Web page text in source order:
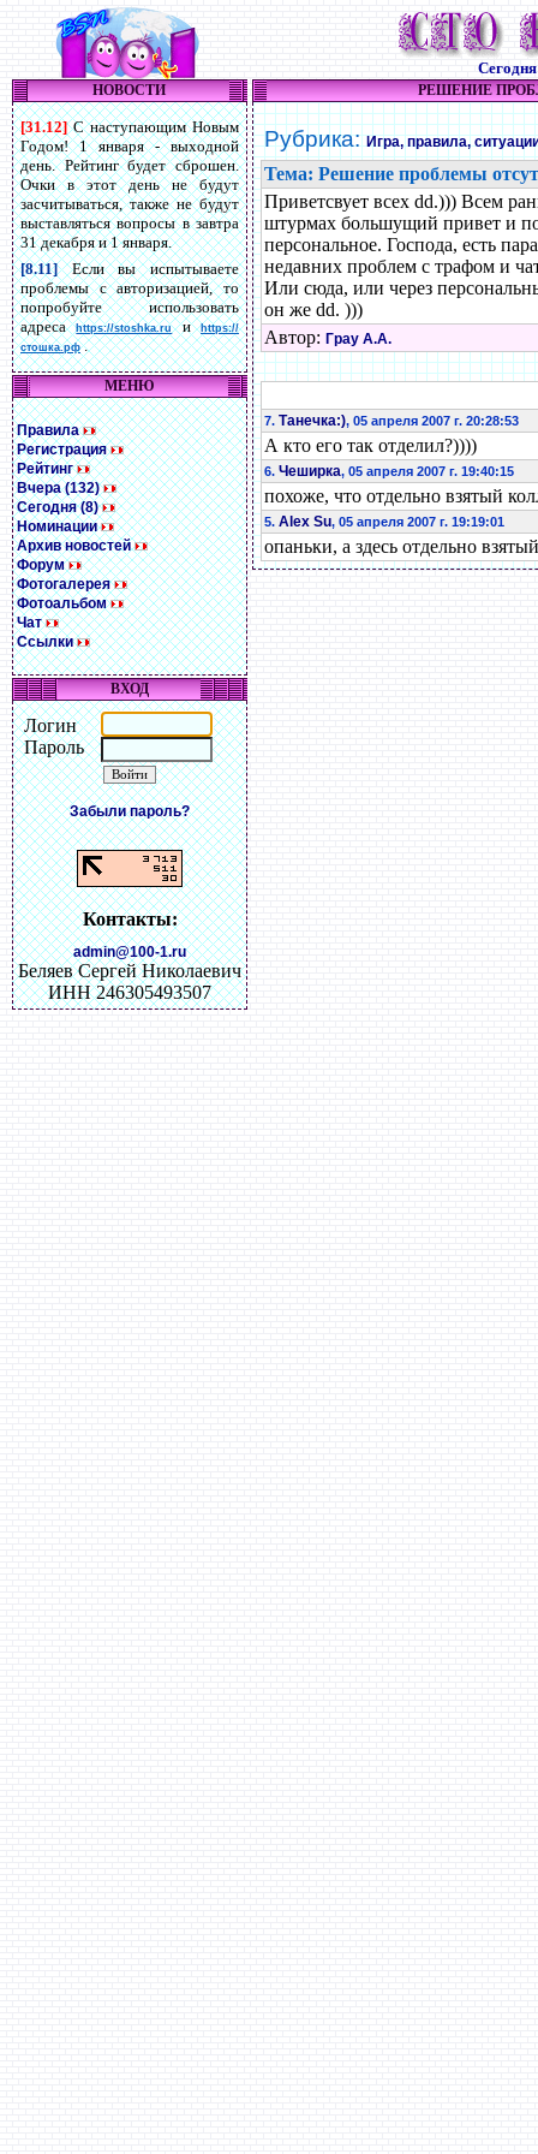
НОВОСТИ
[31.12]С наступающим Новым
Годом! 1 января - выходной
день. Рейтинг будет сброшен.
Очки в этот день не будут
засчитываться, также не будут
выставляться вопросы в завтра
31 декабря и 1 января.
[8.11]Если вы испытываете
проблемы с авторизацией, то
попробуйте использовать
адресаhttps://stoshka.ruиhttps://
стошка.рф.
МЕНЮ
Правила
Регистрация
Рейтинг
Вчера (132)
Сегодня (8)
Номинации
Архив новостей
Форум
Фотогалерея
Фотоальбом
Чат
Ссылки
ВХОД
Логин
Пароль
Забыли пароль?
Контакты:
admin@100-1.ru
Беляев Сергей Николаевич
ИНН 246305493507
РЕШЕНИЕ
Рубрика:Игра, правила,
Тема: Решение проблемы
Приветсвует всех dd.))) Всем
штурмах большущий привет и
персональное. Господа, есть
недавних проблем с трафом и
Или сюда, или через
он же dd. )))
Автор: Грау А.А.
7. Танечка:), 05 апреля 2007 г. 20:28:53
А кто его так отделил?))))
6. Чеширка, 05 апреля 2007 г. 19:40:15
похоже, что отдельно взятый
5. Alex Su, 05 апреля 2007 г. 19:19:01
опаньки, а здесь отдельно взятый